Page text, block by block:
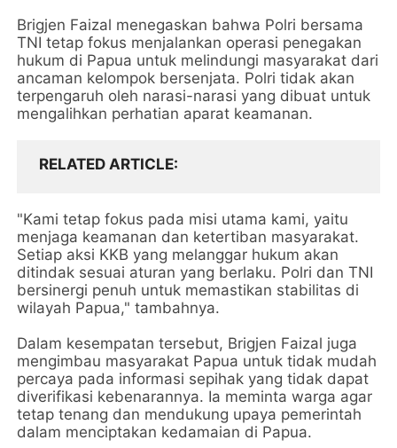
Brigjen Faizal menegaskan bahwa Polri bersama
TNI tetap fokus menjalankan operasi penegakan
hukum di Papua untuk melindungi masyarakat dari
ancaman kelompok bersenjata. Polri tidak akan
terpengaruh oleh narasi-narasi yang dibuat untuk
mengalihkan perhatian aparat keamanan.
RELATED ARTICLE
"Kami tetap fokus pada misi utama kami, yaitu
menjaga keamanan dan ketertiban masyarakat.
Setiap aksi KKB yang melanggar hukum akan
ditindak sesuai aturan yang berlaku. Polri dan TNI
bersinergi penuh untuk memastikan stabilitas di
wilayah Papua," tambahnya.
Dalam kesempatan tersebut, Brigjen Faizal juga
mengimbau masyarakat Papua untuk tidak mudah
percaya pada informasi sepihak yang tidak dapat
diverifikasi kebenarannya. Ia meminta warga agar
tetap tenang dan mendukung upaya pemerintah
dalam menciptakan kedamaian di Papua.